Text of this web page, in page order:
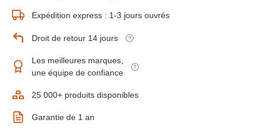
Expédition express : 1-3 jours ouvrés
Droit de retour 14 jours
Les meilleures marques,
une équipe de confiance
25 000+ produits disponibles
Garantie de 1 an